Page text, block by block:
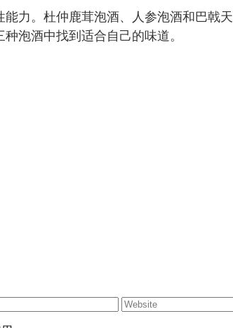
力。杜仲鹿茸泡酒、人参泡酒和巴戟
泡酒中找到适合自己的味道。